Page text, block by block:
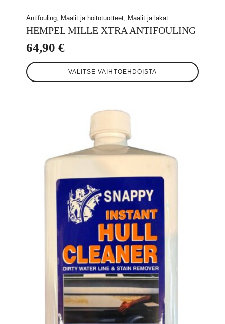
Antifouling, Maalit ja hoitotuotteet, Maalit ja lakat
HEMPEL MILLE XTRA ANTIFOULING
64,90 €
VALITSE VAIHTOEHDOISTA
Tällä
tuotteella